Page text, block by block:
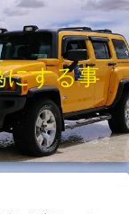
にする事